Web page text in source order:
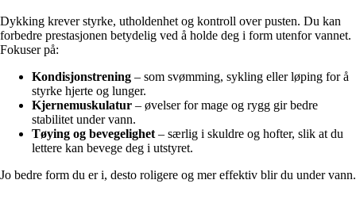
Dykking krever styrke, utholdenhet og kontroll over pusten. Du kan
forbedre prestasjonen betydelig ved å holde deg i form utenfor vannet.
Fokuser på:
Kondisjonstrening – som svømming, sykling eller løping for å
styrke hjerte og lunger.
Kjernemuskulatur – øvelser for mage og rygg gir bedre
stabilitet under vann.
Tøying og bevegelighet – særlig i skuldre og hofter, slik at du
lettere kan bevege deg i utstyret.
Jo bedre form du er i, desto roligere og mer effektiv blir du under vann.